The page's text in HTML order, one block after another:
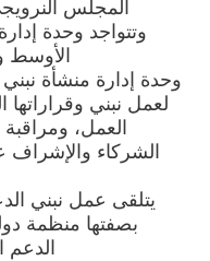
المجلس
وتتواجد وحدة
الأوسط
وحدة إدارة منشأة
لعمل نبني
العمل،
الشركاء والإشراف
يتلقى عمل نبني
بصفتها منظمة
الدعم